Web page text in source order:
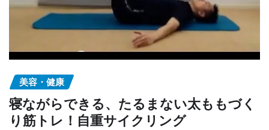
美容・健康
寝ながらできる、たるまない太ももづく
り筋トレ！自重サイクリング